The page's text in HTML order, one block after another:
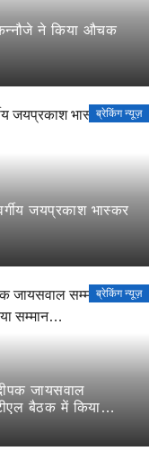
ने किया औचक
ब्रेकिंग न्यूज़
जयप्रकाश भास्कर
ब्रेकिंग न्यूज़
जायसवाल
बैठक में किया